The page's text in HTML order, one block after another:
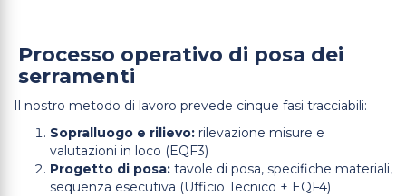
Processo operativo di posa dei
serramenti
Il nostro metodo di lavoro prevede cinque fasi tracciabili:
Sopralluogo e rilievo: rilevazione misure e
valutazioni in loco (EQF3)
Progetto di posa: tavole di posa, specifiche materiali,
sequenza esecutiva (Ufficio Tecnico + EQF4)